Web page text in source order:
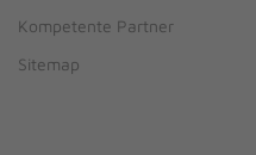
Kompetente Partner
Sitemap